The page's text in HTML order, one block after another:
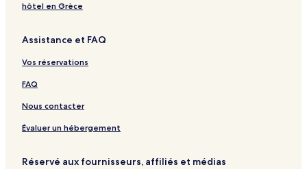
hôtel en Grèce
Assistance et FAQ
Vos réservations
FAQ
Nous contacter
Évaluer un hébergement
Réservé aux fournisseurs, affiliés et médias